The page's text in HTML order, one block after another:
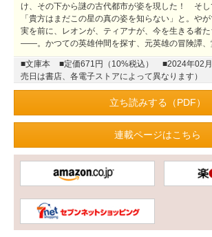
け、その下から謎の古代都市が姿を現した！ そし
「貴方はまだこの星の真の姿を知らない」と。や
実を前に、レオンが、ティアナが、今を生きる者
――。かつての英雄仲間を探す、元英雄の冒険譚、
■文庫本 ■定価671円（10%税込）
■2024年02
売日は書店、各電子ストアによって異なります）
立ち読みする（PDF）
連載ページはこちら